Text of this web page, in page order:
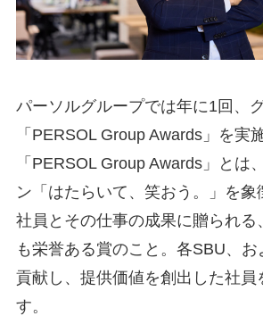
パーソルグループでは年に1回、
「PERSOL Group Awards」を実
「PERSOL Group Awards」
とは
ン「はたらいて、笑おう。」を象
社員とその仕事の成果に贈られる
も栄誉ある賞のこと。各SBU、お
貢献し、提供価値を創出した社員
す。